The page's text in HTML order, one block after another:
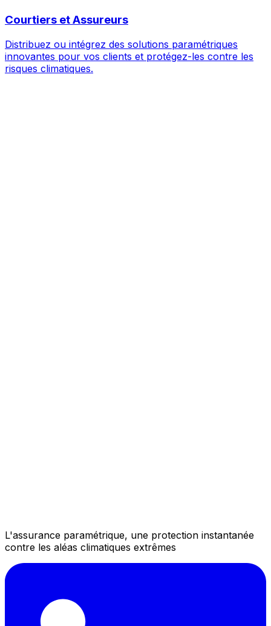
Courtiers et Assureurs
Distribuez ou intégrez des solutions paramétriques
innovantes pour vos clients et protégez-les contre les
risques climatiques.
L'assurance paramétrique, une protection instantanée
contre les aléas climatiques extrêmes